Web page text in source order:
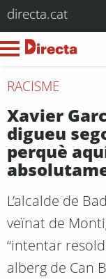
directa.cat
RACISME
Xavier
digueu
perquè
L’alcalde de
veïnat de
“intentar
alberg de Can